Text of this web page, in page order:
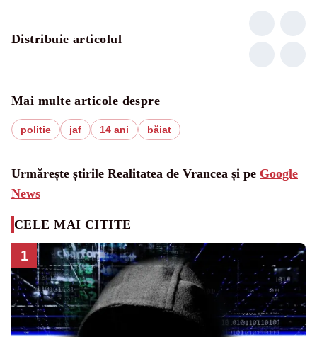
Distribuie articolul
Mai multe articole despre
politie jaf 14 ani băiat
Urmărește știrile Realitatea de Vrancea și pe Google
News
CELE MAI CITITE
1